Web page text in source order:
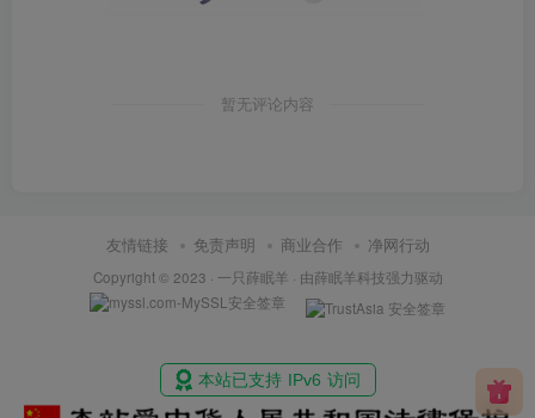
暂无评论内容
友情链接 免责声明 商业合作 净网行动
Copyright © 2023 · 一只薛眠羊 · 由薛眠羊科技强力驱动